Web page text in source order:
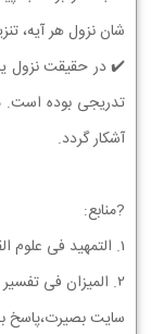
شان نزول هر آیه،
✔️ در حقیقت نزول یک
تدریجی بوده است.
آشکار گردد.
?منابع:
1. التمهید فی علوم القرآن جلد1 : صفحه 135
2. المیزان فی تفسیر القرآن جلد 2 : صفحه 15
سایت بصیرت،پاسخ